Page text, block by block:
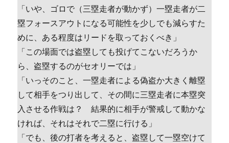
「いや、ゴロで（三塁走者が動かず）一塁走者が二
塁フォースアウトになる可能性を少しでも減らすた
めに、ある程度はリードを取っておくべき」
「この場面では盗塁しても投げてこないだろうか
ら、盗塁するのがセオリーでは」
「いっそのこと、一塁走者による偽盗か大きく離塁
して相手をつり出して、その間に三塁走者に本塁突
入させる作戦は？ 結果的に相手が警戒して動かな
ければ、それはそれで二塁に行ける」
「でも、後の打者を考えると、盗塁して一塁空けて